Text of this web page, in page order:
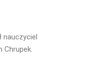
nauczyciel
Chrupek.